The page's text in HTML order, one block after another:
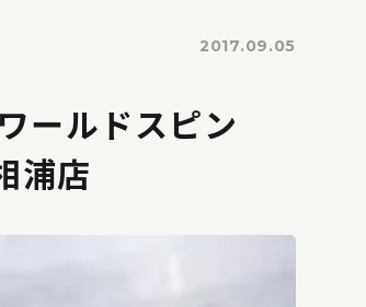
2017.09.05
ールドスピン
浦店